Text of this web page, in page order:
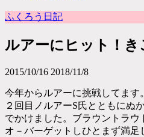
ふくろう日記
ルアーにヒット！き
2015/10/16 2018/11/8
今年からルアーに挑戦してます。
２回目ノルアーS氏とともにぬ
でかけました。ブラウントラウ
オ－バーゲットしひとまず満足